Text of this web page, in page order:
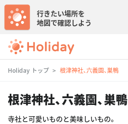
行きたい場所を
地図で確認しよう
Holiday トップ 根津神社、六義園、巣鴨
根津神社、六義園、巣鴨
寺社と可愛いものと美味しいもの。